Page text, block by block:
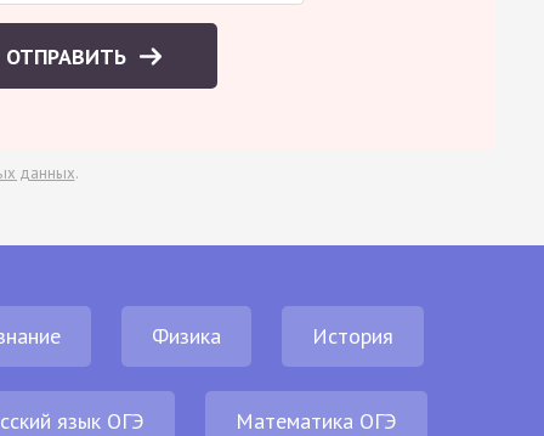
ОТПРАВИТЬ
данных.
Физика История
язык ОГЭ Математика ОГЭ